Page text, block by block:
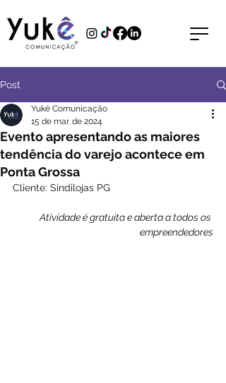
Post
Evento apresentando as maiores
tendência do varejo acontece em
Ponta Grossa
Yukê Comunicação
15 de mar. de 2024
Cliente: Sindilojas PG
Atividade é gratuita e aberta a todos os
empreendedores